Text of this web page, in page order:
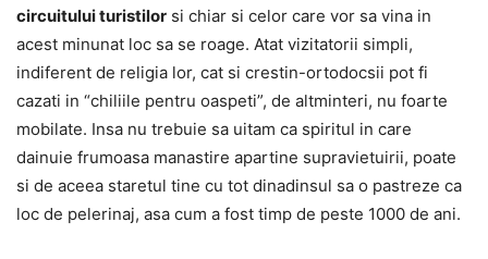
circuitului turistilor si chiar si celor care vor sa vina in
acest minunat loc sa se roage. Atat vizitatorii simpli,
indiferent de religia lor, cat si crestin-ortodocsii pot fi
cazati in “chiliile pentru oaspeti”, de altminteri, nu foarte
mobilate. Insa nu trebuie sa uitam ca spiritul in care
dainuie frumoasa manastire apartine supravietuirii, poate
si de aceea staretul tine cu tot dinadinsul sa o pastreze ca
loc de pelerinaj, asa cum a fost timp de peste 1000 de ani.